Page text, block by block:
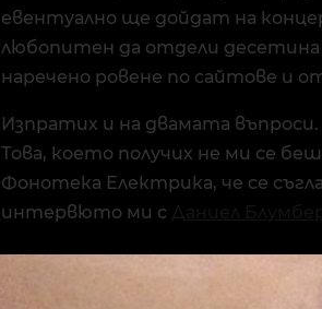
евентуално ще дойдат на
любопитен да отдели десетина
наречено ровене по сайтове и
Изпратих и на двамата
Това, което получих не ми се
Фонотека Електрика, че се
интервюто ми с